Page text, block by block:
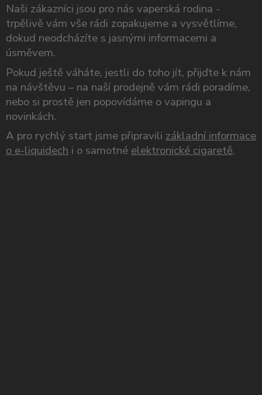
Naši zákazníci jsou pro nás vaperská rodina -
trpělivě vám vše rádi zopakujeme a vysvětlíme,
dokud neodcházíte s jasnými informacemi a
úsměvem.
Pokud ještě váháte, jestli do toho jít, přijďte k nám
na návštěvu – na naší prodejně vám rádi poradíme,
nebo si prostě jen popovídáme o vapingu a
novinkách.
A pro rychlý start jsme připravili základní informace
o e-liquidech i o samotnéelektronické cigaretě.